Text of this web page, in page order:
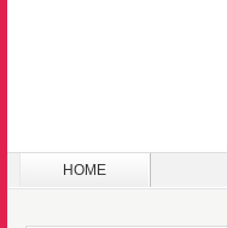
HOME